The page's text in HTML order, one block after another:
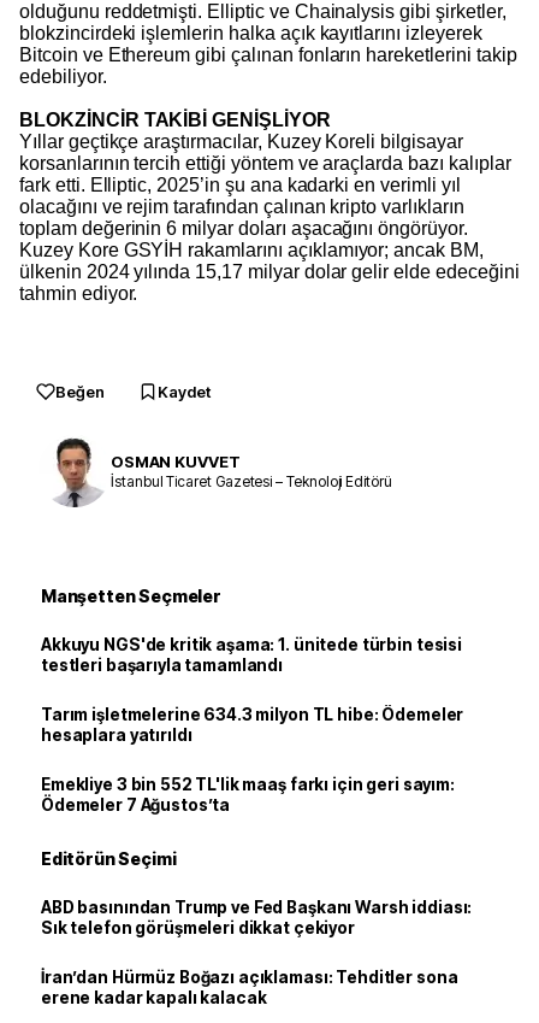
olduğunu reddetmişti. Elliptic ve Chainalysis gibi şirketler,
blokzincirdeki işlemlerin halka açık kayıtlarını izleyerek
Bitcoin ve Ethereum gibi çalınan fonların hareketlerini takip
edebiliyor.
BLOKZİNCİR TAKİBİ GENİŞLİYOR
Yıllar geçtikçe araştırmacılar, Kuzey Koreli bilgisayar
korsanlarının tercih ettiği yöntem ve araçlarda bazı kalıplar
fark etti. Elliptic, 2025’in şu ana kadarki en verimli yıl
olacağını ve rejim tarafından çalınan kripto varlıkların
toplam değerinin 6 milyar doları aşacağını öngörüyor.
Kuzey Kore GSYİH rakamlarını açıklamıyor; ancak BM,
ülkenin 2024 yılında 15,17 milyar dolar gelir elde edeceğini
tahmin ediyor.
Beğen Kaydet
OSMAN KUVVET
İstanbul Ticaret Gazetesi – Teknoloji Editörü
Manşetten Seçmeler
Akkuyu NGS'de kritik aşama: 1. ünitede türbin tesisi
testleri başarıyla tamamlandı
Tarım işletmelerine 634.3 milyon TL hibe: Ödemeler
hesaplara yatırıldı
Emekliye 3 bin 552 TL'lik maaş farkı için geri sayım:
Ödemeler 7 Ağustos’ta
Editörün Seçimi
ABD basınından Trump ve Fed Başkanı Warsh iddiası:
Sık telefon görüşmeleri dikkat çekiyor
İran’dan Hürmüz Boğazı açıklaması: Tehditler sona
erene kadar kapalı kalacak